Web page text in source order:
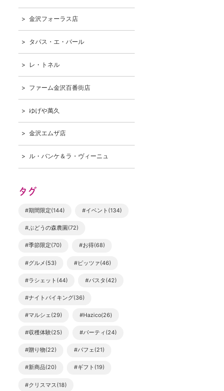
金沢フォーラス店
タパス・エ・バール
レ・トネル
ファーム金沢百番街店
ゆげや萬久
金沢エムザ店
ル・バンケ＆ラ・ヴィーニュ
タグ
#期間限定(144) #イベント(134)
#ぶどうの森農園(72)
#季節限定(70) #お得(68)
#グルメ(53) #ピッツァ(46)
#ラシェット(44) #パスタ(42)
#ナイトバイキング(36)
#マルシェ(29) #Hazico(26)
#収穫体験(25) #パーティ(24)
#贈り物(22) #パフェ(21)
#新商品(20) #ギフト(19)
#クリスマス(18)